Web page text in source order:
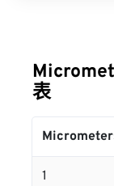
表
1